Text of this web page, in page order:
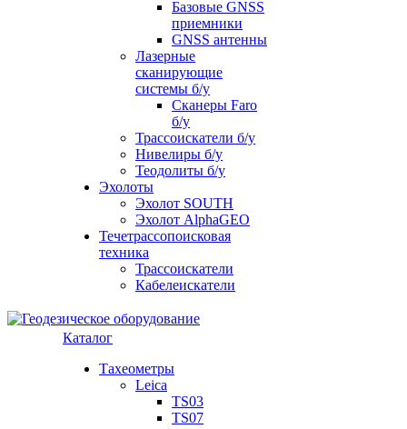
Базовые GNSS
приемники
GNSS антенны
Лазерные
сканирующие
системы б/у
Сканеры Faro
б/у
Трассоискатели б/у
Нивелиры б/у
Теодолиты б/у
Эхолоты
Эхолот SOUTH
Эхолот AlphaGEO
Течетрассопоисковая
техника
Трассоискатели
Кабелеискатели
Каталог
Тахеометры
Leica
TS03
TS07